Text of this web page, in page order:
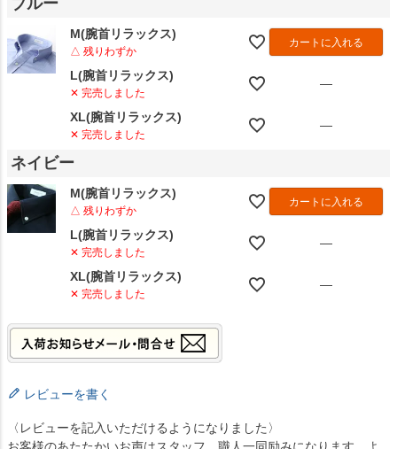
M(腕首リラックス)
△ 残りわずか
カートに入れる
L(腕首リラックス)
✕ 完売しました
—
XL(腕首リラックス)
✕ 完売しました
—
ネイビー
M(腕首リラックス)
△ 残りわずか
カートに入れる
L(腕首リラックス)
✕ 完売しました
—
XL(腕首リラックス)
✕ 完売しました
—
レビューを書く
〈レビューを記入いただけるようになりました〉
お客様のあたたかいお声はスタッフ、職人一同励みになります。よ